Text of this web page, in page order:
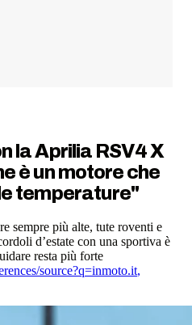
la Aprilia RSV4 X
è un motore che
temperature"
sempre più alte, tute roventi e
d’estate con una sportiva è
resta più forte
source?q=inmoto.it,